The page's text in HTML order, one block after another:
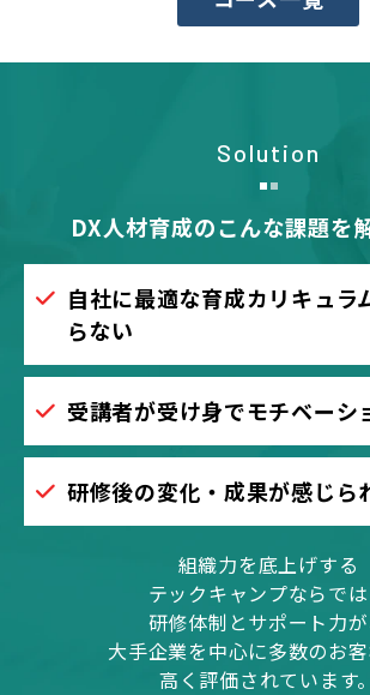
Solution
DX人材育成のこんな課題を
自社に最適な育成カリキュラ
らない
受講者が受け身でモチベーシ
研修後の変化・成果が感じら
組織力を底上げする
テックキャンプならで
研修体制とサポート力が
大手企業を中心に多数のお
高く評価されています。